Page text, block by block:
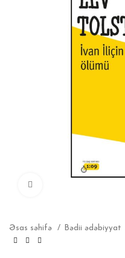
Əsas səhifə Bədii ədəbiyyat